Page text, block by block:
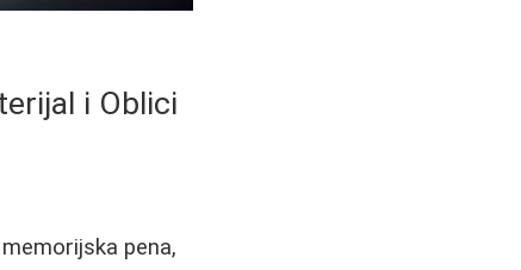
i Oblici
pena,